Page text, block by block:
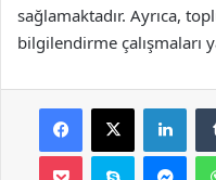
sağlamaktadır. Ayrıca,
bilgilendirme çalışmaları
Facebook
X
Pocket Skype